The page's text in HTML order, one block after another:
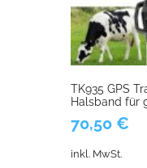
TK935 GPS
Halsband für
70,50 €
inkl. MwSt.